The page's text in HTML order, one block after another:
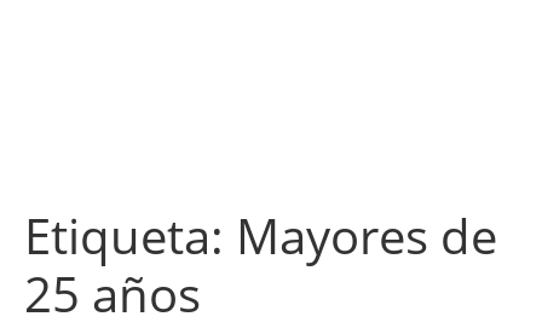
Etiqueta: Mayores de
25 años